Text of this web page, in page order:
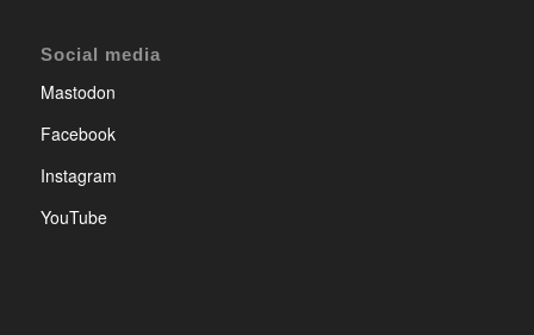
Social media
Mastodon
Facebook
Instagram
YouTube